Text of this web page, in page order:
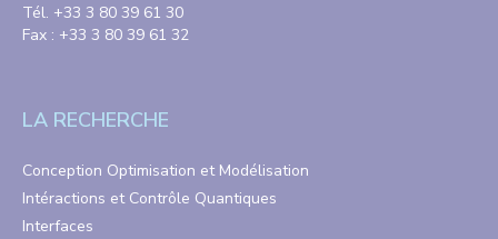
Tél. +33 3 80 39 61 30
Fax : +33 3 80 39 61 32
LA RECHERCHE
Conception Optimisation et Modélisation
Intéractions et Contrôle Quantiques
Interfaces